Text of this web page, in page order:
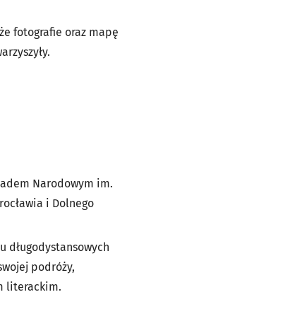
fotografie oraz mapę
Narodowym im.
i Dolnego
długodystansowych
podróży,
literackim.